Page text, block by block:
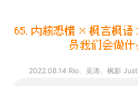
65. 内核恐慌 × 枫言枫语
员我们会做什
2022.08.14 Rio、吴涛、枫影